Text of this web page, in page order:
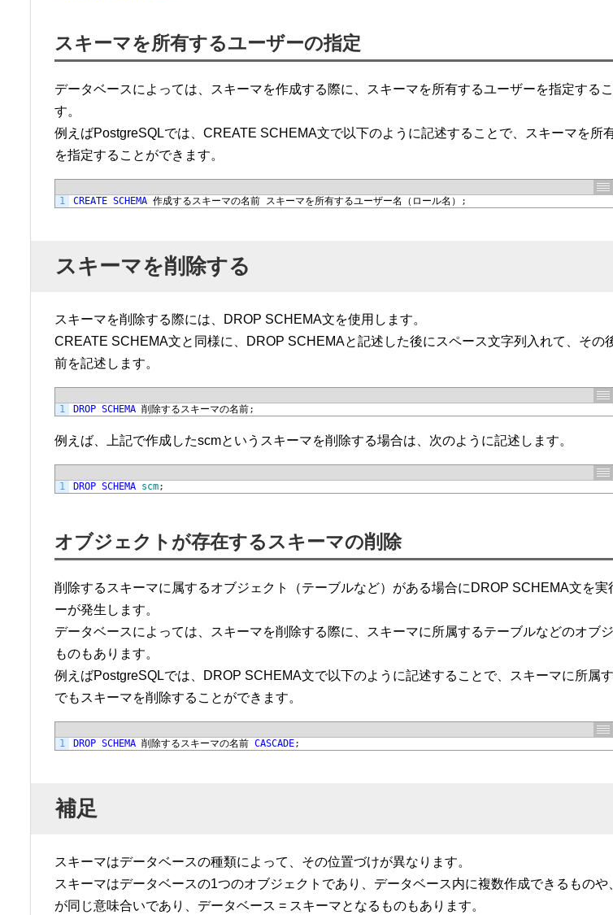
スキーマを所有するユーザーの指定
データベースによっては、スキーマを作成する際に、スキーマを所有するユーザーを指定する
す。
例えばPostgreSQLでは、CREATE SCHEMA文で以下のように記述することで、スキーマを所
を指定することができます。
1
CREATE SCHEMA 作成するスキーマの名前 スキーマを所有するユーザー名（ロール名） ;
スキーマを削除する
スキーマを削除する際には、DROP SCHEMA文を使用します。
CREATE SCHEMA文と同様に、DROP SCHEMAと記述した後にスペース文字列入れて、その
前を記述します。
1
DROP SCHEMA 削除するスキーマの名前;
例えば、上記で作成したscmというスキーマを削除する場合は、次のように記述します。
1
DROP SCHEMA scm;
オブジェクトが存在するスキーマの削除
削除するスキーマに属するオブジェクト（テーブルなど）がある場合にDROP SCHEMA文を実
ーが発生します。
データベースによっては、スキーマを削除する際に、スキーマに所属するテーブルなどのオブ
ものもあります。
例えばPostgreSQLでは、DROP SCHEMA文で以下のように記述することで、スキーマに所属
でもスキーマを削除することができます。
1
DROP SCHEMA 削除するスキーマの名前 CASCADE;
補足
スキーマはデータベースの種類によって、その位置づけが異なります。
スキーマはデータベースの1つのオブジェクトであり、データベース内に複数作成できるもの
が同じ意味合いであり、データベース = スキーマとなるものもあります。